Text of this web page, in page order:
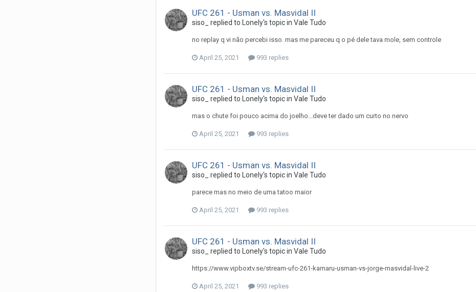
UFC 261 - Usman vs. Masvidal II
siso_ replied to Lonely's topic in Vale Tudo
no replay q vi não percebi isso. mas me pareceu q o pé dele tava mole, sem controle
April 25, 2021 993 replies
UFC 261 - Usman vs. Masvidal II
siso_ replied to Lonely's topic in Vale Tudo
mas o chute foi pouco acima do joelho...deve ter dado um curto no nervo
April 25, 2021 993 replies
UFC 261 - Usman vs. Masvidal II
siso_ replied to Lonely's topic in Vale Tudo
parece mas no meio de uma tatoo maior
April 25, 2021 993 replies
UFC 261 - Usman vs. Masvidal II
siso_ replied to Lonely's topic in Vale Tudo
https://www.vipboxtv.se/stream-ufc-261-kamaru-usman-vs-jorge-masvidal-live-2
April 25, 2021 993 replies